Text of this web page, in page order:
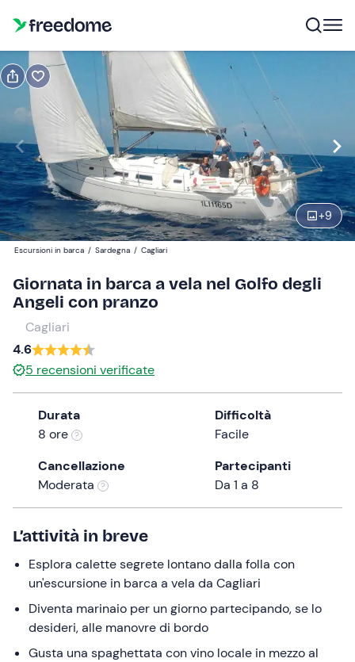
+9
Prenota Regala
Navigate
forward
to
interact
with
the
and
select
date.
Press
the
question
mark
keyboard
shortcuts
for
changing
dates.
10:00 Modifica
Partecipanti
140 €
1
Escursioni in barca / Sardegna / Cagliari
Giornata in barca a vela nel Golfo degli
Angeli con pranzo
Cagliari
4.6
5 recensioni verificate
Durata
8 ore
Difficoltà
Facile
Cancellazione
Moderata
Partecipanti
Da 1 a 8
L’attività in breve
Esplora calette segrete lontano dalla folla con
un'escursione in barca a vela da Cagliari
Diventa marinaio per un giorno partecipando, se lo
desideri, alle manovre di bordo
Gusta una spaghettata con vino locale in mezzo al